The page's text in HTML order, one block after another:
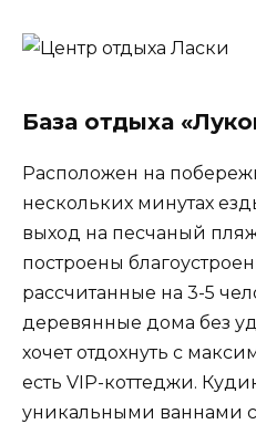
База отдыха
Расположен на
нескольких минутах
выход на песчаный
построены
рассчитанные на 3-5
деревянные дома без
хочет отдохнуть с
есть VIP-коттеджи.
уникальными ваннами